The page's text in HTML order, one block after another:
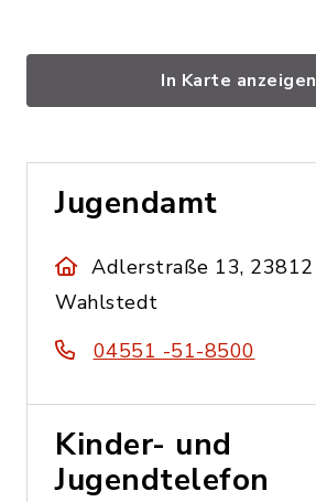
In Karte anzeigen
Jugendamt
Adlerstraße 13, 23812
Wahlstedt
04551 -51-8500
Kinder- und
Jugendtelefon